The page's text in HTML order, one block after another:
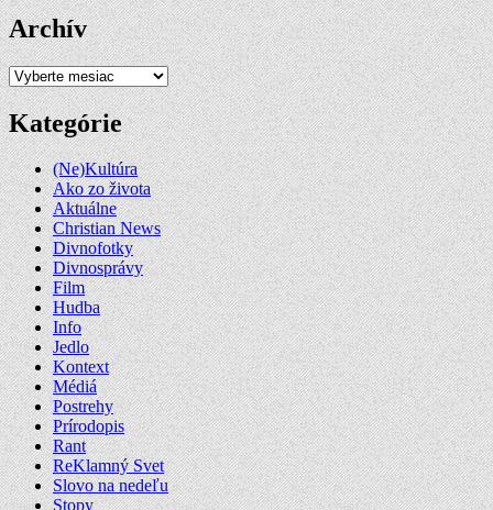
Archív
Archív
Kategórie
(Ne)Kultúra
Ako zo života
Aktuálne
Christian News
Divnofotky
Divnosprávy
Film
Hudba
Info
Jedlo
Kontext
Médiá
Postrehy
Prírodopis
Rant
ReKlamný Svet
Slovo na nedeľu
Stopy